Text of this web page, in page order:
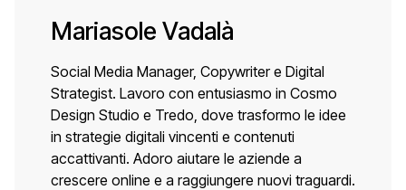
Mariasole Vadalà
Social Media Manager, Copywriter e Digital
Strategist. Lavoro con entusiasmo in Cosmo
Design Studio e Tredo, dove trasformo le idee
in strategie digitali vincenti e contenuti
accattivanti. Adoro aiutare le aziende a
crescere online e a raggiungere nuovi traguardi.